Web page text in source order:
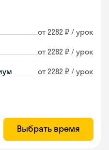
от 2282 ₽ / урок
от 2282 ₽ / урок
от 2282 ₽ / урок
Выбрать время